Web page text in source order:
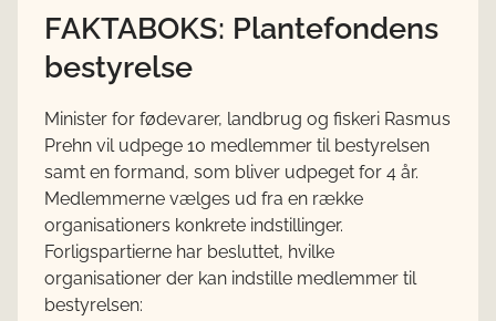
FAKTABOKS: Plantefondens
bestyrelse
Minister for fødevarer, landbrug og fiskeri Rasmus
Prehn vil udpege 10 medlemmer til bestyrelsen
samt en formand, som bliver udpeget for 4 år.
Medlemmerne vælges ud fra en række
organisationers konkrete indstillinger.
Forligspartierne har besluttet, hvilke
organisationer der kan indstille medlemmer til
bestyrelsen: